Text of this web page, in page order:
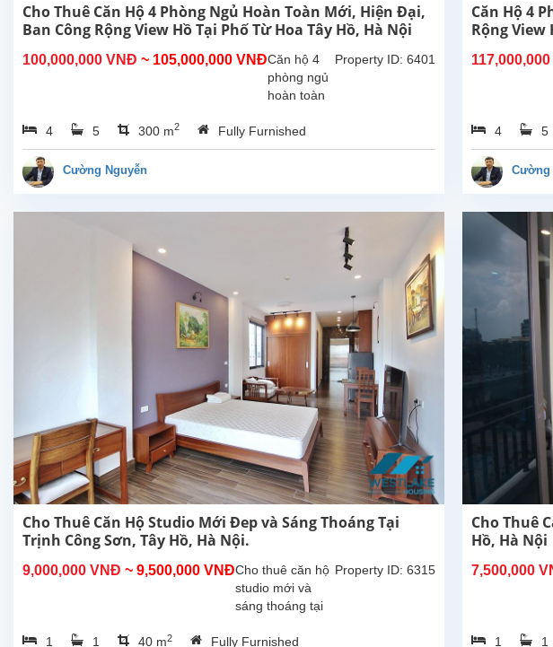
Cho Thuê Căn Hộ 4 Phòng Ngủ Hoàn Toàn Mới, Hiện Đại,
Ban Công Rộng View Hồ Tại Phố Từ Hoa Tây Hồ, Hà Nội
100,000,000 VNĐ ~ 105,000,000 VNĐ Property ID: 6401
Căn hộ 4
phòng ngủ
hoàn toàn
đẹp hiên
đại, ban
4 5 300 m2 Fully Furnished
Cường Nguyễn
Căn Hộ 4
Rộng View
4 5
Cường
Cho Thuê Căn Hộ Studio Mới Đep và Sáng Thoáng Tại
Trịnh Công Sơn, Tây Hồ, Hà Nội.
9,000,000 VNĐ ~ 9,500,000 VNĐ Property ID: 6315
Cho thuê căn hộ
studio mới và
sáng thoáng tại
Tây Hồ, Hà Nội.
1 1 40 m2 Fully Furnished
Cho Thuê
Hồ, Hà Nội
7,500,000
1 1